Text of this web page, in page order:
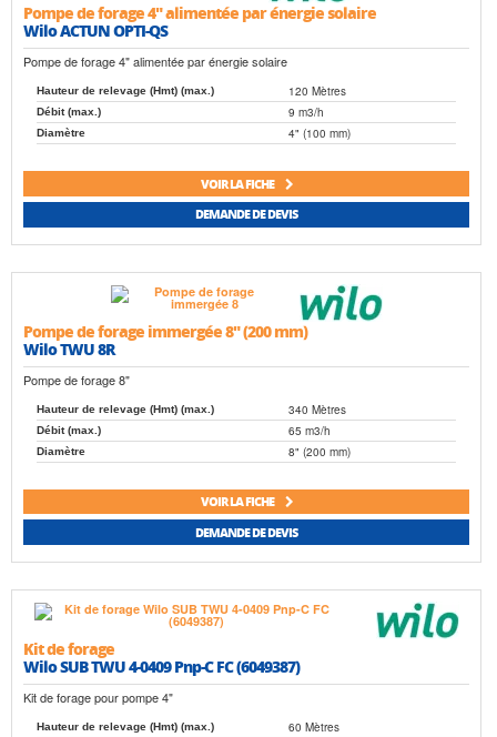
Pompe de forage 4" alimentée par énergie solaire
Wilo ACTUN OPTI-QS
Pompe de forage 4" alimentée par énergie solaire
Hauteur de relevage (Hmt) (max.) 120 Mètres
Débit (max.) 9 m3/h
Diamètre 4" (100 mm)
VOIR LA FICHE
DEMANDE DE DEVIS
Pompe de forage immergée 8" (200 mm)
Wilo TWU 8R
Pompe de forage 8"
Hauteur de relevage (Hmt) (max.) 340 Mètres
Débit (max.) 65 m3/h
Diamètre 8" (200 mm)
VOIR LA FICHE
DEMANDE DE DEVIS
Kit de forage
Wilo SUB TWU 4-0409 Pnp-C FC (6049387)
Kit de forage pour pompe 4"
Hauteur de relevage (Hmt) (max.) 60 Mètres